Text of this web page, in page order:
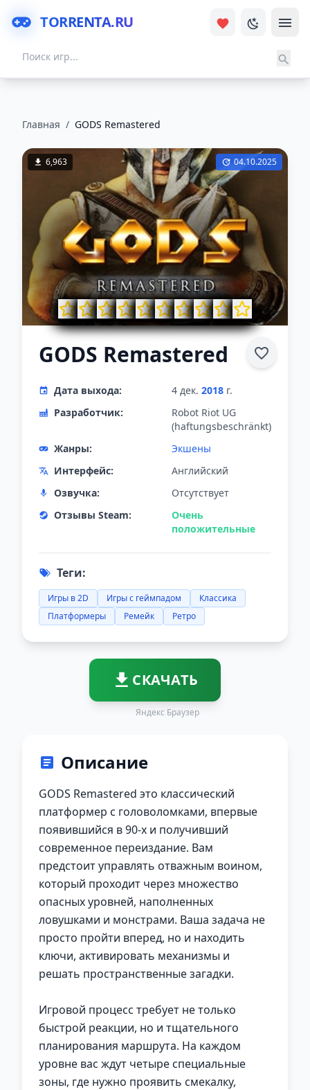
TORRENTA.RU
Главная / GODS Remastered
6,963 04.10.2025
GODS Remastered
Дата выхода: 4 дек. 2018 г.
Разработчик:
Robot Riot UG
(haftungsbeschränkt)
Жанры:
Экшены
Интерфейс:
Английский
Озвучка:
Отсутствует
Отзывы Steam:
Очень
положительные
Теги:
Игры в 2D Игры с геймпадом
Классика
Платформеры
Ремейк Ретро
СКАЧАТЬ
Яндекс Браузер
Описание
GODS Remastered это классический
платформер с головоломками, впервые
появившийся в 90-х и получивший
современное переиздание. Вам
предстоит управлять отважным воином,
который проходит через множество
опасных уровней, наполненных
ловушками и монстрами. Ваша задача не
просто пройти вперед, но и находить
ключи, активировать механизмы и
решать пространственные загадки.
Игровой процесс требует не только
быстрой реакции, но и тщательного
планирования маршрута. На каждом
уровне вас ждут четыре специальные
зоны, где нужно проявить смекалку,